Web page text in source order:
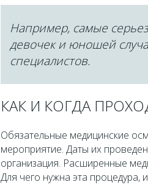
Например, самые
девочек и юношей
специалистов.
КАК И КОГДА
Обязательные медицинские
мероприятие. Даты их
организация. Расширенные
Для чего нужна эта процедура,